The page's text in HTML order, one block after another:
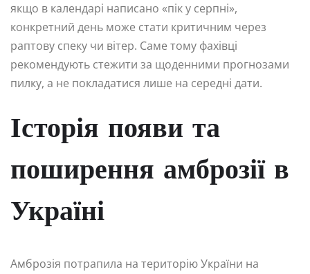
якщо в календарі написано «пік у серпні»,
конкретний день може стати критичним через
раптову спеку чи вітер. Саме тому фахівці
рекомендують стежити за щоденними прогнозами
пилку, а не покладатися лише на середні дати.
Історія появи та
поширення амброзії в
Україні
Амброзія потрапила на територію України на